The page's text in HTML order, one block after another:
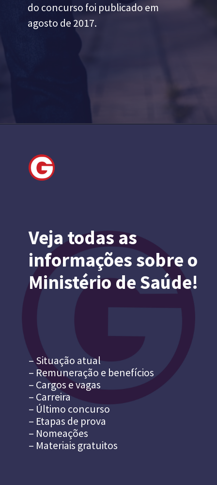
do concurso foi publicado em
agosto de 2017.
Veja todas as
informações sobre o
Ministério de Saúde!
– Situação atual
– Remuneração e benefícios
– Cargos e vagas
– Carreira
– Último concurso
– Etapas de prova
– Nomeações
– Materiais gratuitos